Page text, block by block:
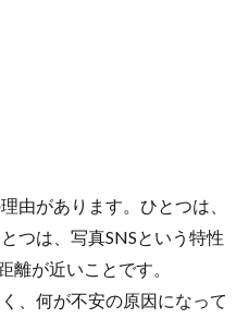
由があります。ひとつは、
つは、写真SNSという特性
離が近いことです。
、何が不安の原因になって